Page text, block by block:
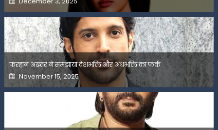
on
फरहान अख्तर ने समझाया देशभक्ति और अंधभक्ति का फर्क
Posted
on
November 15, 2025